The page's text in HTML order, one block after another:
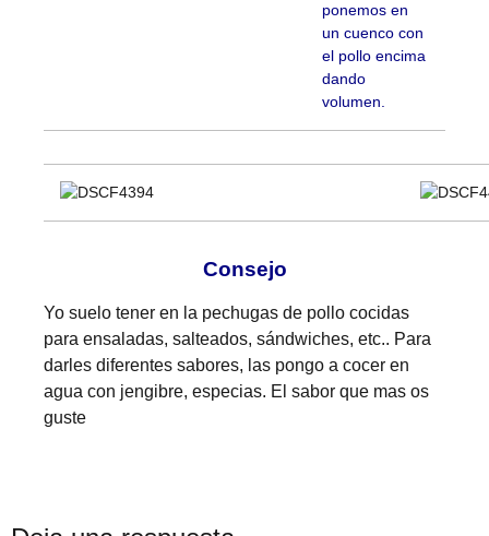
ponemos en
un cuenco con
el pollo encima
dando
volumen.
Consejo
Yo suelo tener en la pechugas de pollo cocidas
para ensaladas, salteados, sándwiches, etc.. Para
darles diferentes sabores, las pongo a cocer en
agua con jengibre, especias. El sabor que mas os
guste